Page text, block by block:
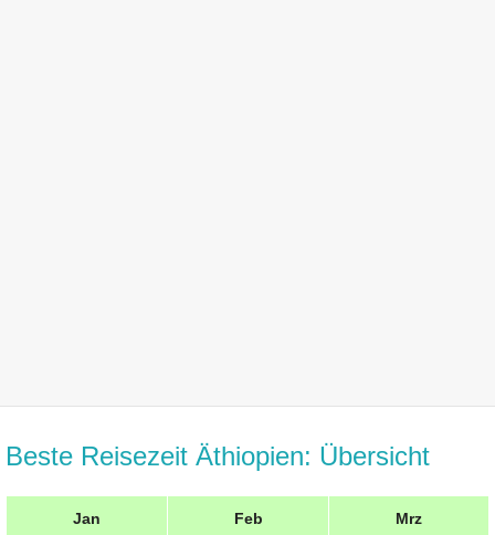
Beste Reisezeit Äthiopien: Übersicht
Jan Feb Mrz